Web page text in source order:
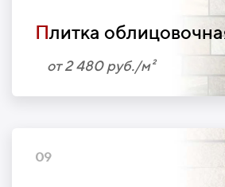
Плитка
от 2 480 руб./м²
09